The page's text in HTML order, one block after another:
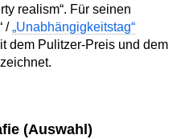
realism“. Für seinen
/„Unabhängigkeitstag“
dem Pulitzer-Preis und dem
(Auswahl)